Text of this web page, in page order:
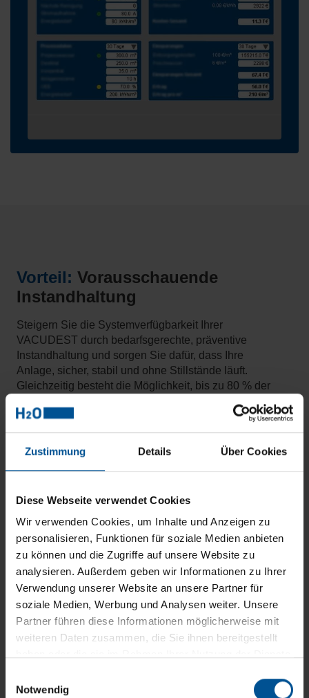
Zustimmung Details Über Cookies
Diese Webseite verwendet Cookies
Wir verwenden Cookies, um Inhalte und Anzeigen zu
personalisieren, Funktionen für soziale Medien anbieten
zu können und die Zugriffe auf unsere Website zu
analysieren. Außerdem geben wir Informationen zu Ihrer
Verwendung unserer Website an unsere Partner für
soziale Medien, Werbung und Analysen weiter. Unsere
Partner führen diese Informationen möglicherweise mit
weiteren Daten zusammen, die Sie ihnen bereitgestellt
Notwendig
Vorteil: Vorausschauende
Instandhaltung
Steigern Sie die Systemverfügbarkeit Ihrer
VACUDEST durch bedarfsgerechte, präventive
Instandhaltung und sorgen Sie dafür, dass Ihre
Anlage, sicher, stabil und ohne Stillstände läuft.
Gleichzeitig besteht die Möglichkeit, bis zu 80 % der
frühzeitig eingegriffen und ein vor-Ort Service-Einsatz
oft verhindert werden kann.
Effiziente Prozessoptimierung: Die Vacutouch
Steuerung übermittelt
technischen Kundenberater.